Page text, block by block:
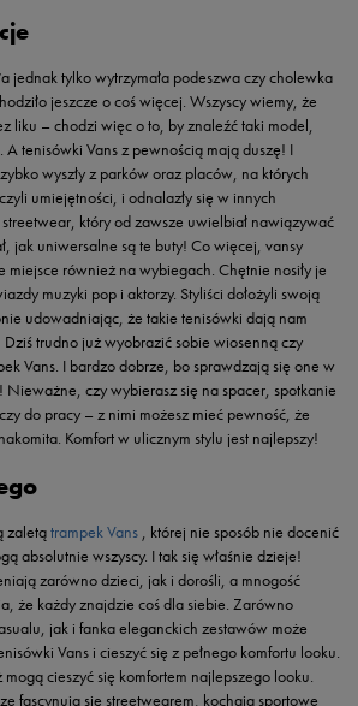
jednak tylko wytrzymała podeszwa czy cholewka
jeszcze o coś więcej. Wszyscy wiemy, że
liku – chodzi więc o to, by znaleźć taki model,
A tenisówki Vans z pewnością mają duszę! I
wyszły z parków oraz placów, na których
umiejętności, i odnalazły się w innych
który od zawsze uwielbiał nawiązywać
jak uniwersalne są te buty! Co więcej, vansy
miejsce również na wybiegach. Chętnie nosiły je
muzyki pop i aktorzy. Styliści dołożyli swoją
udowadniając, że takie tenisówki dają nam
trudno już wyobrazić sobie wiosenną czy
Vans. I bardzo dobrze, bo sprawdzają się one w
Nieważne, czy wybierasz się na spacer, spotkanie
do pracy – z nimi możesz mieć pewność, że
Komfort w ulicznym stylu jest najlepszy!
zaletątrampek Vans , której nie sposób nie docenić
absolutnie wszyscy. I tak się właśnie dzieje!
zarówno dzieci, jak i dorośli, a mnogość
że każdy znajdzie coś dla siebie. Zarówno
jak i fanka eleganckich zestawów może
Vans i cieszyć się z pełnego komfortu looku.
cieszyć się komfortem najlepszego looku.
fascynują się streetwearem, kochają sportowe